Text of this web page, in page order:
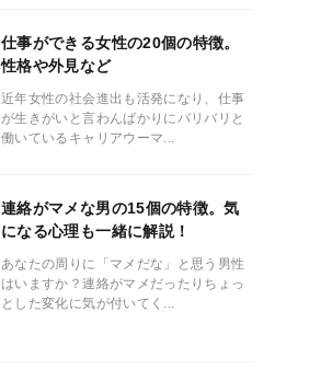
仕事ができる女性の20個の特徴。
性格や外見など
近年女性の社会進出も活発になり、仕事
が生きがいと言わんばかりにバリバリと
働いているキャリアウーマ...
連絡がマメな男の15個の特徴。気
になる心理も一緒に解説！
あなたの周りに「マメだな」と思う男性
はいますか？連絡がマメだったりちょっ
とした変化に気が付いてく...